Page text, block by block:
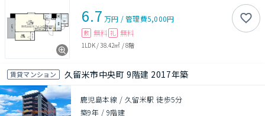
6.7 万円 /管理費5,000円
敷 無料 礼 無料
1LDK/38.42㎡ /8階
賃貸マンション 久留米市中央町 9階建 2017年築
鹿児島本線 / 久留米駅 徒歩5分
築9年 / 9階建